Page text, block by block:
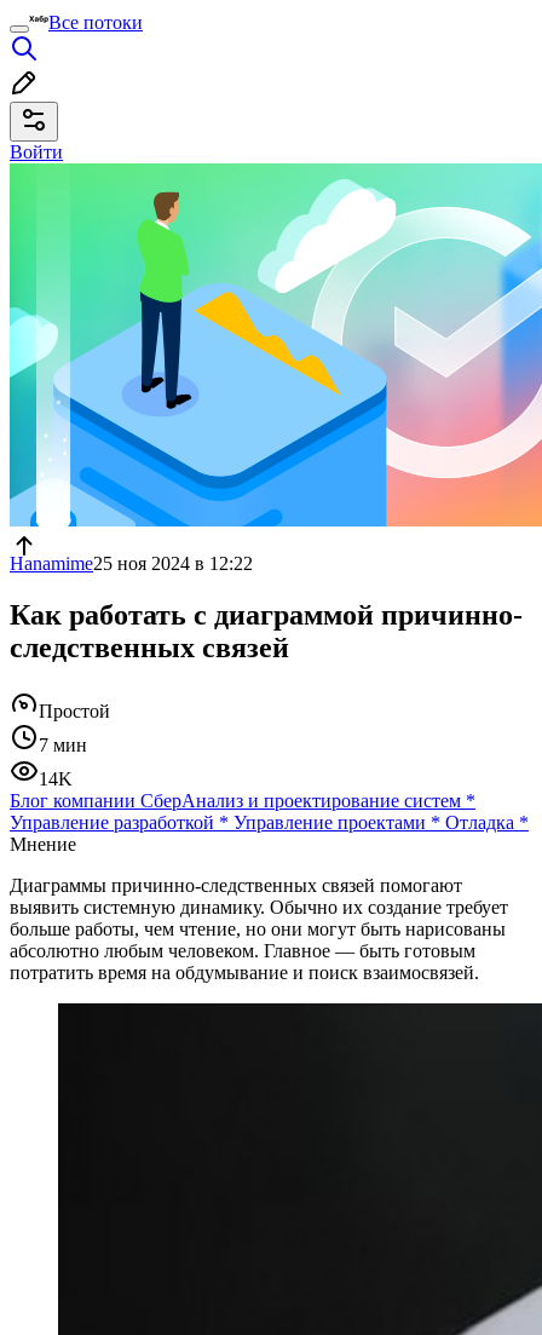
Все потоки
Войти
Hanamime25 ноя 2024 в 12:22
Как работать с диаграммой причинно-
следственных связей
Простой
7 мин
14K
Блог компании СберАнализ и проектирование систем *
Управление разработкой * Управление проектами * Отладка *
Мнение
Диаграммы причинно-следственных связей помогают
выявить системную динамику. Обычно их создание требует
больше работы, чем чтение, но они могут быть нарисованы
абсолютно любым человеком. Главное — быть готовым
потратить время на обдумывание и поиск взаимосвязей.